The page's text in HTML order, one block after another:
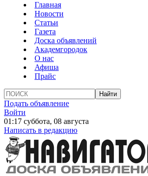
Главная
Новости
Статьи
Газета
Доска объявлений
Академгородок
О нас
Афиша
Прайс
Подать объявление
Войти
01:17 суббота, 08 августа
Написать в редакцию